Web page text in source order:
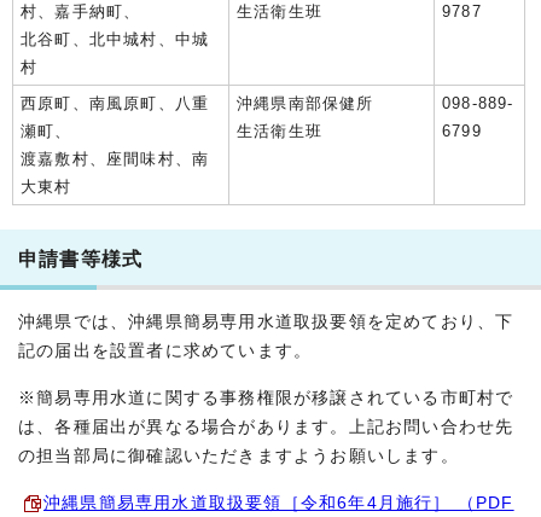
村、嘉手納町、
北谷町、北中城村、中城
村
生活衛生班
9787
西原町、南風原町、八重
瀬町、
渡嘉敷村、座間味村、南
大東村
沖縄県南部保健所
生活衛生班
098-889-
6799
申請書等様式
沖縄県では、沖縄県簡易専用水道取扱要領を定めており、下
記の届出を設置者に求めています。
※簡易専用水道に関する事務権限が移譲されている市町村で
は、各種届出が異なる場合があります。上記お問い合わせ先
の担当部局に御確認いただきますようお願いします。
沖縄県簡易専用水道取扱要領［令和6年4月施行］ （PDF